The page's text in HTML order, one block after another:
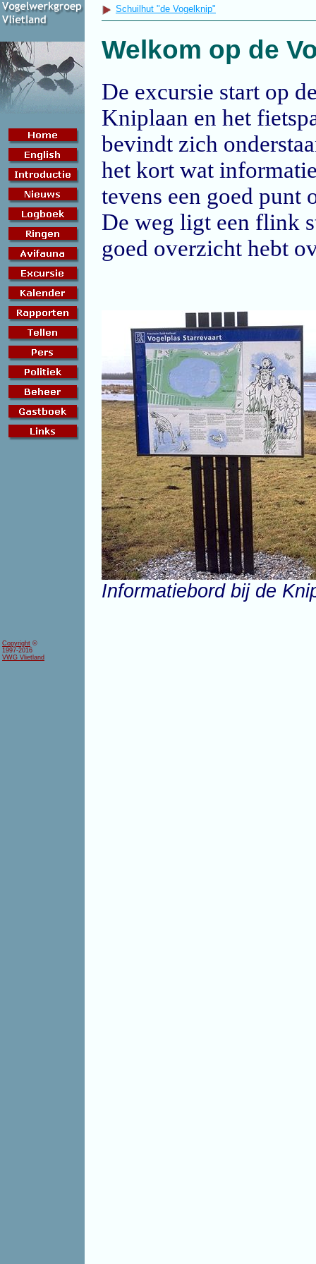
Schuilhut "de Vogelknip"
Welkom op de
De excursie start op
Kniplaan en het
bevindt zich
het kort wat
tevens een goed punt
De weg ligt een flink
goed overzicht hebt
Informatiebord bij de
Copyright ©
1997-2016
VWG Vlietland